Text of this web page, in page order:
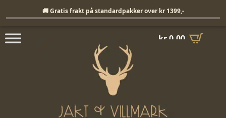
kr0,00
🚚 Gratis frakt på standardpakker over kr 1399,-